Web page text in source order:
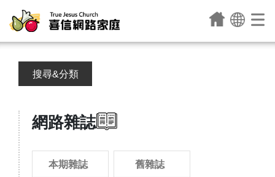
搜尋&分類
網路雜誌
本期雜誌 舊雜誌